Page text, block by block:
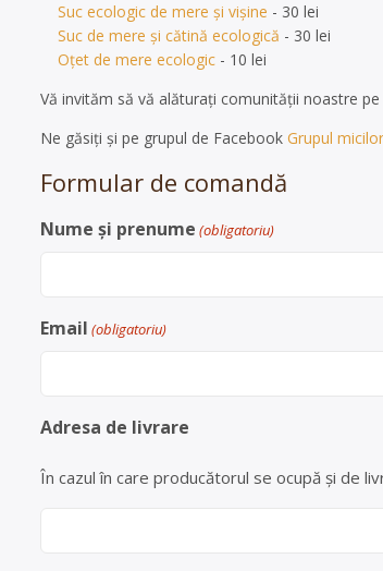
Suc ecologic de mere și vișine - 30 lei
Suc de mere și cătină ecologică - 30 lei
Oțet de mere ecologic - 10 lei
Vă invităm să vă alăturați comunității noastre
Ne găsiți și pe grupul de Facebook Grupul
Formular de comandă
Nume și prenume (obligatoriu)
Email (obligatoriu)
Adresa de livrare
În cazul în care producătorul se ocupă și de